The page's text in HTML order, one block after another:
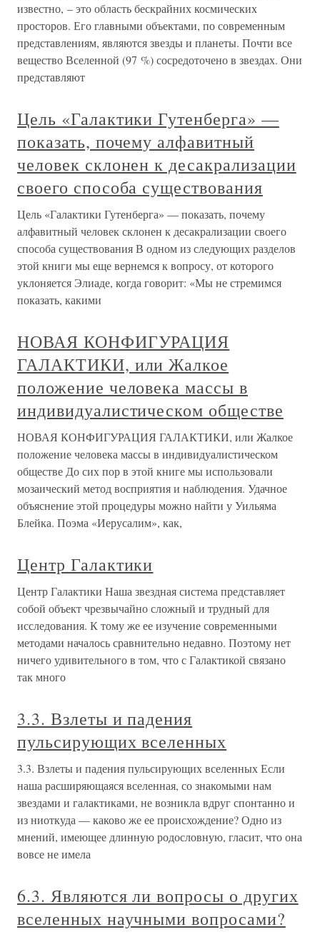
известно, – это область бескрайних космических
просторов. Его главными объектами, по современным
представлениям, являются звезды и планеты. Почти все
вещество Вселенной (97 %) сосредоточено в звездах. Они
представляют
Цель «Галактики Гутенберга» —
показать, почему алфавитный
человек склонен к десакрализации
своего способа существования
Цель «Галактики Гутенберга» — показать, почему
алфавитный человек склонен к десакрализации своего
способа существования В одном из следующих разделов
этой книги мы еще вернемся к вопросу, от которого
уклоняется Элиаде, когда говорит: «Мы не стремимся
показать, какими
НОВАЯ КОНФИГУРАЦИЯ
ГАЛАКТИКИ, или Жалкое
положение человека массы в
индивидуалистическом обществе
НОВАЯ КОНФИГУРАЦИЯ ГАЛАКТИКИ, или Жалкое
положение человека массы в индивидуалистическом
обществе До сих пор в этой книге мы использовали
мозаический метод восприятия и наблюдения. Удачное
объяснение этой процедуры можно найти у Уильяма
Блейка. Поэма «Иерусалим», как,
Центр Галактики
Центр Галактики Наша звездная система представляет
собой объект чрезвычайно сложный и трудный для
исследования. К тому же ее изучение современными
методами началось сравнительно недавно. Поэтому нет
ничего удивительного в том, что с Галактикой связано
так много
3.3. Взлеты и падения
пульсирующих вселенных
3.3. Взлеты и падения пульсирующих вселенных Если
наша расширяющаяся вселенная, со знакомыми нам
звездами и галактиками, не возникла вдруг спонтанно и
из ниоткуда — каково же ее происхождение? Одно из
мнений, имеющее длинную родословную, гласит, что она
вовсе не имела
6.3. Являются ли вопросы о других
вселенных научными вопросами?